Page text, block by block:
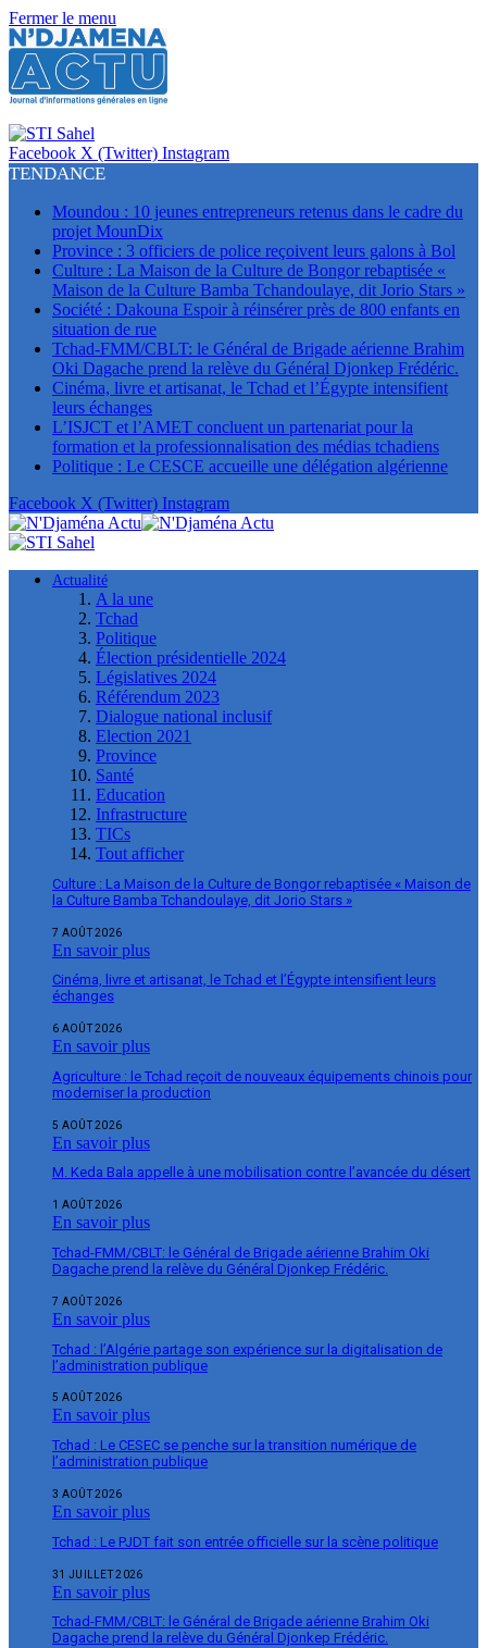
Fermer le menu
Facebook X (Twitter) Instagram
TENDANCE
Moundou : 10 jeunes entrepreneurs retenus dans le cadre du
projet MounDix
Province : 3 officiers de police reçoivent leurs galons à Bol
Culture : La Maison de la Culture de Bongor rebaptisée «
Maison de la Culture Bamba Tchandoulaye, dit Jorio Stars »
Société : Dakouna Espoir à réinsérer près de 800 enfants en
situation de rue
Tchad-FMM/CBLT: le Général de Brigade aérienne Brahim
Oki Dagache prend la relève du Général Djonkep Frédéric.
Cinéma, livre et artisanat, le Tchad et l’Égypte intensifient
leurs échanges
L’ISJCT et l’AMET concluent un partenariat pour la
formation et la professionnalisation des médias tchadiens
Politique : Le CESCE accueille une délégation algérienne
Facebook X (Twitter) Instagram
Actualité
A la une
Tchad
Politique
Élection présidentielle 2024
Législatives 2024
Référendum 2023
Dialogue national inclusif
Election 2021
Province
Santé
Education
Infrastructure
TICs
Tout afficher
Culture : La Maison de la Culture de Bongor rebaptisée « Maison de
la Culture Bamba Tchandoulaye, dit Jorio Stars »
7 AOÛT 2026
En savoir plus
Cinéma, livre et artisanat, le Tchad et l’Égypte intensifient leurs
échanges
6 AOÛT 2026
En savoir plus
Agriculture : le Tchad reçoit de nouveaux équipements chinois pour
moderniser la production
5 AOÛT 2026
En savoir plus
M. Keda Bala appelle à une mobilisation contre l’avancée du désert
1 AOÛT 2026
En savoir plus
Tchad-FMM/CBLT: le Général de Brigade aérienne Brahim Oki
Dagache prend la relève du Général Djonkep Frédéric.
7 AOÛT 2026
En savoir plus
Tchad : l’Algérie partage son expérience sur la digitalisation de
l’administration publique
5 AOÛT 2026
En savoir plus
Tchad : Le CESEC se penche sur la transition numérique de
l’administration publique
3 AOÛT 2026
En savoir plus
Tchad : Le PJDT fait son entrée officielle sur la scène politique
31 JUILLET 2026
En savoir plus
Tchad-FMM/CBLT: le Général de Brigade aérienne Brahim Oki
Dagache prend la relève du Général Djonkep Frédéric.